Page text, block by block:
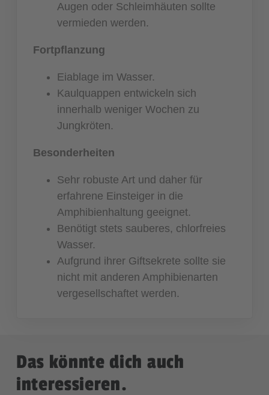
Augen oder Schleimhäuten sollte
vermieden werden.
Fortpflanzung
Eiablage im Wasser.
Kaulquappen entwickeln sich
innerhalb weniger Wochen zu
Jungkröten.
Besonderheiten
Sehr robuste Art und daher für
erfahrene Einsteiger in die
Amphibienhaltung geeignet.
Benötigt stets sauberes, chlorfreies
Wasser.
Aufgrund ihrer Giftsekrete sollte sie
nicht mit anderen Amphibienarten
vergesellschaftet werden.
Das könnte dich auch
interessieren.